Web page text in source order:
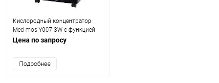
Кислородный концентратор
Med-mos Y007-3W с функцией
распыления (небулайзера)
Цена по запросу
Подробнее